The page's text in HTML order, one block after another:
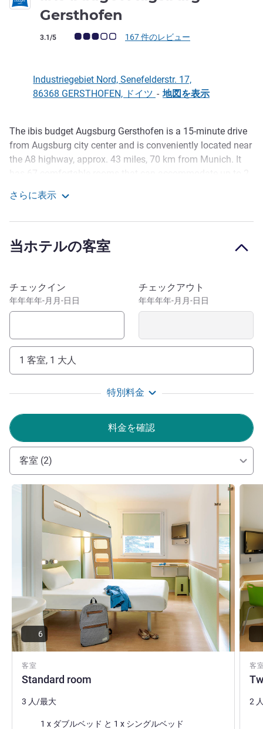
Gersthofen
お客さまの声 (確認済みレビュー アコーホテルズ)
3.1/5 167 件のレビュー
Industriegebiet Nord, Senefelderstr. 17,
86368 GERSTHOFEN, ドイツ - 地図を表示
説明
The ibis budget Augsburg Gersthofen is a 15-minute drive
from Augsburg city center and is conveniently located near
the A8 highway, approx. 43 miles, 70 km from Munich. It
adults and 1 child under the age of 12. Enjoy free WIFI
access and start your day with our buffet breakfast. We
Get the most out of your budget. Our affordable prices
include comfortable beds, rooms equipped with charging
day off right with an all-you-can-eat breakfast at an
unbeatable price.
eine Reise wert! Unser ibis budget liegt nur 15 Minuten vom
Stadtzentrum von Augsburg entfernt, verkehrsgünstig
gelegen an der A8.
hygiene standards not only since the pandemic - these are
enhanced & extended to give you a completely good & safe
feeling. We look forward to your visit!
Bolormaa Ochirbat ホテル経営
さらに表示
当ホテルの客室
このホテルを予約
チェックイン
年年年年-月月-日日
チェックアウト
年年年年-月月-日日
1 客室, 1 大人
特別料金
料金を確認
客室 (2)
客室
Standard room
詳細を表示
6
3 人/最大
1 x ダブルベッド と 1 x シングルベッド
客
詳細
2